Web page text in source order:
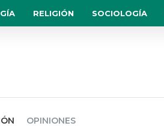
RELIGIÓN SOCIOLOGÍA
OPINIONES